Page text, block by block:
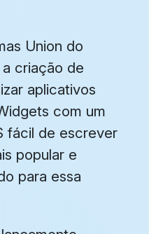
Union do
a criação de
aplicativos
com um
fácil de escrever
popular e
para essa